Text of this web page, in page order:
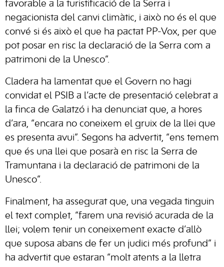
favorable a la turistificació de la Serra i
negacionista del canvi climàtic, i això no és el que
convé si és això el que ha pactat PP-Vox, per que
pot posar en risc la declaració de la Serra com a
patrimoni de la Unesco”.
Cladera ha lamentat que el Govern no hagi
convidat el PSIB a l’acte de presentació celebrat a
la finca de Galatzó i ha denunciat que, a hores
d’ara, “encara no coneixem el gruix de la llei que
es presenta avui”. Segons ha advertit, “ens temem
que és una llei que posarà en risc la Serra de
Tramuntana i la declaració de patrimoni de la
Unesco”.
Finalment, ha assegurat que, una vegada tinguin
el text complet, “farem una revisió acurada de la
llei; volem tenir un coneixement exacte d’allò
que suposa abans de fer un judici més profund” i
ha advertit que estaran “molt atents a la lletra